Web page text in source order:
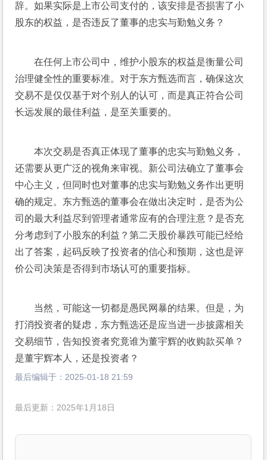
辞。如果实际是上市公司支付的，该安排是否损害了小
股东的权益，是否违反了董事的忠实与勤勉义务？
在任何上市公司中，维护小股东的权益是衡量公司
治理健全性的重要标准。对于东方甄选而言，确保这次
交易不是仅仅基于对个别人的认可，而是真正符合公司
长远发展的最佳利益，是至关重要的。
本次交易是否真正体现了董事的忠实与勤勉义务，
还需要从更广泛的视角来审视。新公司法确立了董事会
中心主义，但同时也对董事的忠实与勤勉义务作出更明
确的规定。东方甄选的董事会在做出决定时，是否为公
司的最大利益尽到管理者通常应有的合理注意？是否充
分考虑到了小股东的利益？第二天股价暴跌可能已经给
出了答案，起码反映了投资者的信心和预期，这也是评
价公司决策是否得到市场认可的重要指标。
当然，可能这一切都是愚民网暴的结果。但是，为
打消投资者的疑虑，东方甄选还是应当进一步披露相关
交易细节，告知投资者究竟谁为董宇辉的收购款买单？
是董宇辉本人，还是投资者？
最后编辑于： 2025-01-18 21:59
最后更新：2025年1月18日